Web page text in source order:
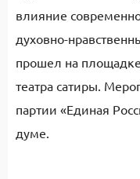
влияние
духовно-
прошел на
театра сатиры.
партии «Единая
думе.